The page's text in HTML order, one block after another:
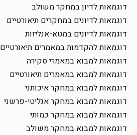
דוגמאות לדיון במחקר משולב
דוגמאות לדיונים במחקרים תיאורטיים
דוגמאות לדיונים במטא-אנליזות
דוגמאות להקדמות במאמרים תיאורטיים
דוגמאות למבוא במאמרי סקירה
דוגמאות למבוא במאמרים תיאורטיים
דוגמאות למבוא במחקר איכותני
דוגמאות למבוא במחקר אנליטי-פרשני
דוגמאות למבוא במחקר כמותי
דוגמאות למבוא במחקר משולב